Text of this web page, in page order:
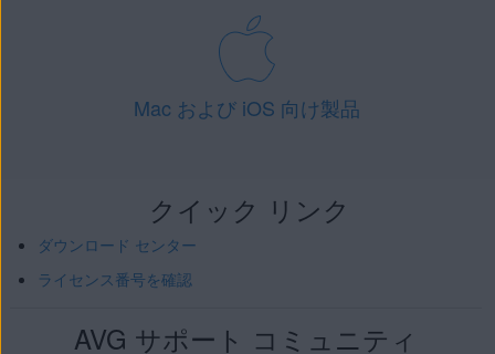
Mac および iOS 向け製品
クイック リンク
ダウンロード センター
ライセンス番号を確認
AVG サポート コミュニティ